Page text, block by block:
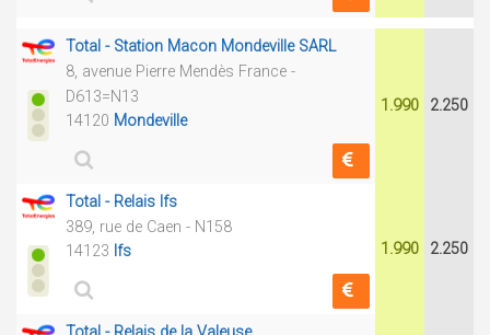
Total - Station Macon Mondeville SARL
8, avenue Pierre Mendès France -
D613=N13
14120 Mondeville
1.990 2.250
Total - Relais Ifs
389, rue de Caen - N158
14123 Ifs 1.990 2.250